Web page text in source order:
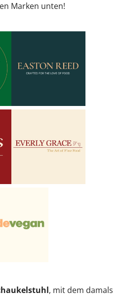
Marken unten!
, mit dem damals